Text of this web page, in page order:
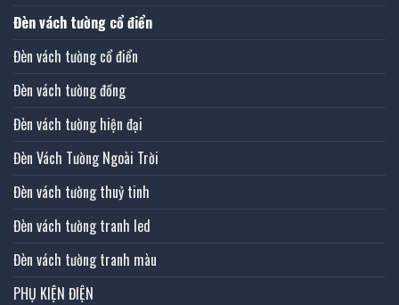
Đèn vách tường cổ điển
Đèn vách tường cổ điển
Đèn vách tường đồng
Đèn vách tường hiện đại
Đèn Vách Tường Ngoài Trời
Đèn vách tường thuỷ tinh
Đèn vách tường tranh led
Đèn vách tường tranh màu
PHỤ KIỆN ĐIỆN